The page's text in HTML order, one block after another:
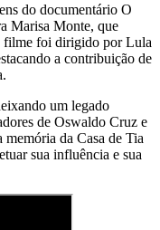
do documentário O
Marisa Monte, que
filme foi dirigido por Lula
a contribuição de
um legado
de Oswaldo Cruz e
da Casa de Tia
sua influência e sua